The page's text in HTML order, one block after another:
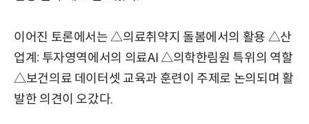
이어진 토론에서는 △의료취약지 돌봄에서의 활용 △산
업계: 투자영역에서의 의료AI △의학한림원 특위의 역할
△보건의료 데이터셋 교육과 훈련이 주제로 논의되며 활
발한 의견이 오갔다.